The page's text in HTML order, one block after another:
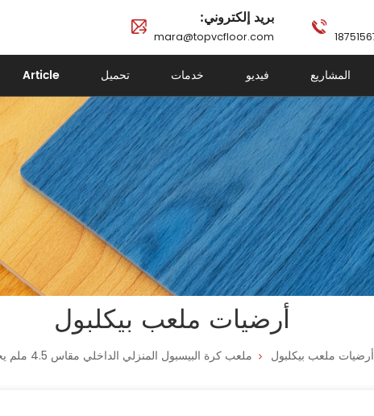
بريد إلكتروني:
mara@topvcfloor.com
المشاريع فيديو خدمات تحميل Article
أرضيات ملعب بيكلبول
أرضيات ملعب بيكلبول ملعب كرة البيسبول المنزلي الداخلي مقاس 4.5 ملم يخلق ملعبًا احترافيًا